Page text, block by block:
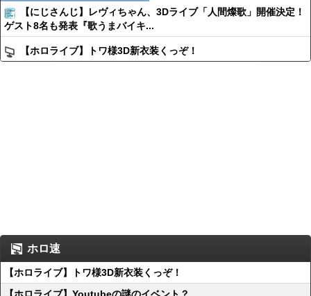
【にじさんじ】レヴィちゃん、3Dライブ「人間燦歌」開催決定！
ゲスト8名も発表『歌うまバイキ...
【ホロライブ】トワ様3D新衣装くっぞ！
ホロ速
【ホロライブ】トワ様3D新衣装くっぞ！